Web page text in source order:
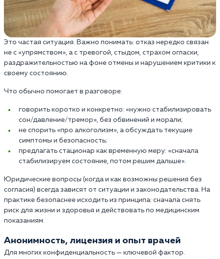
Это частая ситуация. Важно понимать: отказ нередко связан
не с «упрямством», а с тревогой, стыдом, страхом огласки,
раздражительностью на фоне отмены и нарушением критики к
своему состоянию.
Что обычно помогает в разговоре:
говорить коротко и конкретно: «нужно стабилизировать
сон/давление/тремор», без обвинений и морали;
не спорить «про алкоголизм», а обсуждать текущие
симптомы и безопасность;
предлагать стационар как временную меру: «сначала
стабилизируем состояние, потом решим дальше».
Юридические вопросы (когда и как возможны решения без
согласия) всегда зависят от ситуации и законодательства. На
практике безопаснее исходить из принципа: сначала снять
риск для жизни и здоровья и действовать по медицинским
показаниям.
Анонимность, лицензия и опыт врачей
Для многих конфиденциальность — ключевой фактор.